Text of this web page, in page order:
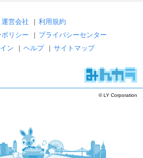
運営会社 | 利用規約
リシー
| プライバシーセンター
ン
| ヘルプ | サイトマップ
© LY Corporation